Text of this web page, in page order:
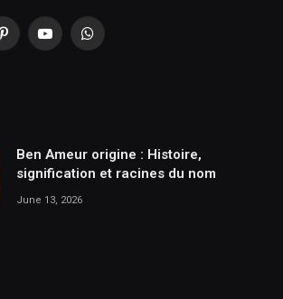
PinterestYouTubeWhatsApp
Ben Ameur origine : Histoire,
signification et racines du nom
June 13, 2026